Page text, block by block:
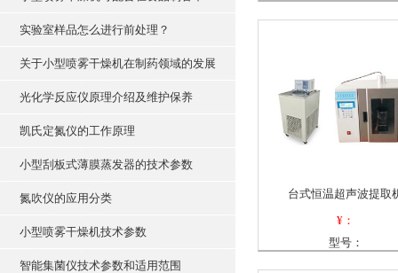
实验室样品怎么进行前处理？
关于小型喷雾干燥机在制药领域的发展
光化学反应仪原理介绍及维护保养
凯氏定氮仪的工作原理
小型刮板式薄膜蒸发器的技术参数
氮吹仪的应用分类
小型喷雾干燥机技术参数
智能集菌仪技术参数和适用范围
台式恒温超声波提取
¥：
型号：